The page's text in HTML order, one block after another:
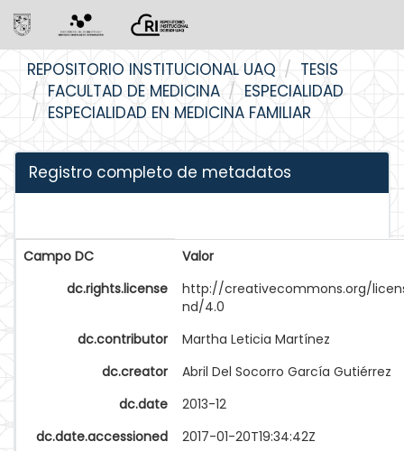
navigation
REPOSITORIO INSTITUCIONAL UAQ
TESIS
FACULTAD DE MEDICINA
ESPECIALIDAD
ESPECIALIDAD EN MEDICINA FAMILIAR
Registro completo de metadatos
Campo DC
Valor
dc.rights.license
http://creativecommons.org/
nd/4.0
dc.contributor
Martha Leticia Martínez
dc.creator
Abril Del Socorro García Gutiérrez
dc.date
2013-12
dc.date.accessioned
2017-01-20T19:34:42Z